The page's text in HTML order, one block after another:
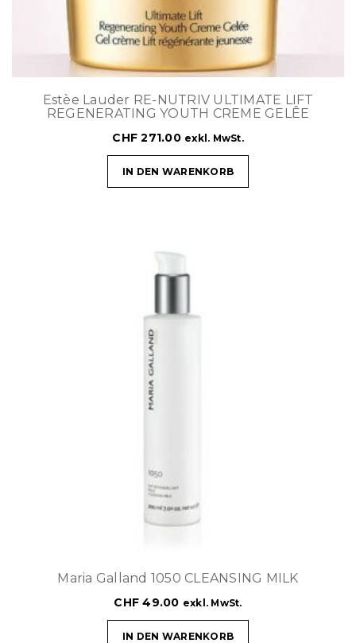
Estèe Lauder RE-NUTRIV ULTIMATE LIFT
REGENERATING YOUTH CREME GELÊE
CHF 271.00 exkl. MwSt.
IN DEN WARENKORB
Maria Galland 1050 CLEANSING MILK
CHF 49.00 exkl. MwSt.
IN DEN WARENKORB